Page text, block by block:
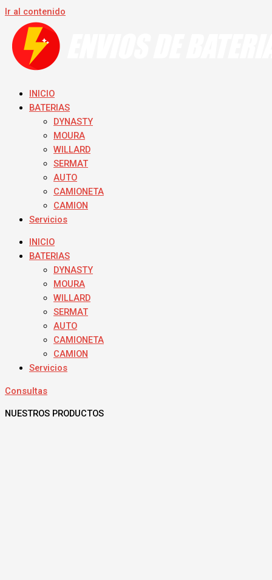
Ir al contenido
INICIO
BATERIAS
DYNASTY
MOURA
WILLARD
SERMAT
AUTO
CAMIONETA
CAMION
Servicios
INICIO
BATERIAS
DYNASTY
MOURA
WILLARD
SERMAT
AUTO
CAMIONETA
CAMION
Servicios
Consultas
NUESTROS PRODUCTOS